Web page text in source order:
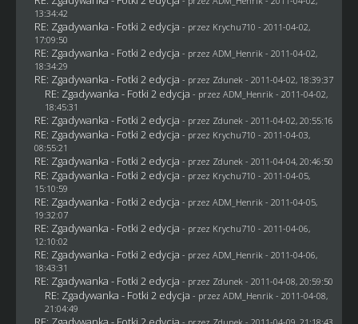
13:34:42
RE: Zgadywanka - Fotki 2 edycja - przez Krychu710 - 2011-04-02,
17:09:50
RE: Zgadywanka - Fotki 2 edycja - przez ADM_Henrik - 2011-04-02,
18:34:29
RE: Zgadywanka - Fotki 2 edycja - przez Zdunek - 2011-04-02, 18:39:37
RE: Zgadywanka - Fotki 2 edycja - przez ADM_Henrik - 2011-04-02,
18:45:31
RE: Zgadywanka - Fotki 2 edycja - przez Zdunek - 2011-04-02, 20:55:16
RE: Zgadywanka - Fotki 2 edycja - przez Krychu710 - 2011-04-03,
08:55:21
RE: Zgadywanka - Fotki 2 edycja - przez Zdunek - 2011-04-04, 20:46:50
RE: Zgadywanka - Fotki 2 edycja - przez Krychu710 - 2011-04-05,
15:10:59
RE: Zgadywanka - Fotki 2 edycja - przez ADM_Henrik - 2011-04-05,
19:32:07
RE: Zgadywanka - Fotki 2 edycja - przez Krychu710 - 2011-04-06,
12:10:02
RE: Zgadywanka - Fotki 2 edycja - przez ADM_Henrik - 2011-04-06,
18:43:31
RE: Zgadywanka - Fotki 2 edycja - przez Zdunek - 2011-04-08, 20:59:50
RE: Zgadywanka - Fotki 2 edycja - przez ADM_Henrik - 2011-04-08,
21:04:49